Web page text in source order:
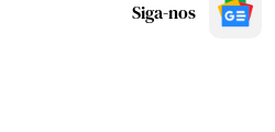
Siga-nos